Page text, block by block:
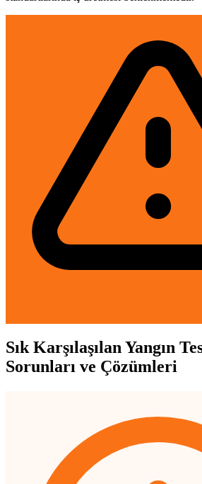
Sık Karşılaşılan Yangın
Sorunları ve Çözümleri